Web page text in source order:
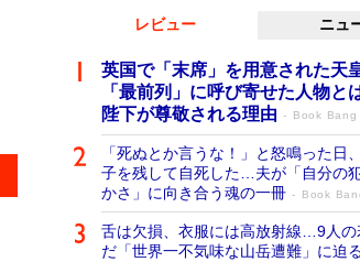
レビュー ニュ
英国で「末席」を用意された天
「最前列」に呼び寄せた人物
陛下が尊敬される理由
Book Bang
「死ぬとか言うな！」と怒鳴った日
子を残して自死した…夫が「自分の
かさ」に向き合う魂の一冊
Book
舌は欠損、衣服には高放射線…9人の
だ「世界一不気味な山岳遭難」に迫